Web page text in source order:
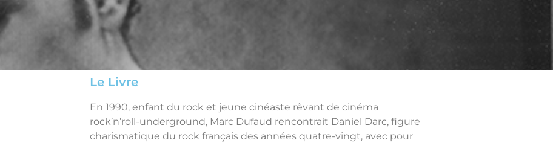
Le Livre
En 1990, enfant du rock et jeune cinéaste rêvant de cinéma
rock’n’roll-underground, Marc Dufaud rencontrait Daniel Darc, figure
charismatique du rock français des années quatre-vingt, avec pour